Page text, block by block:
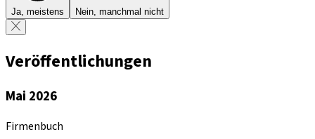
Ja, meistens Nein, manchmal nicht
Veröffentlichungen
Mai 2026
Firmenbuch